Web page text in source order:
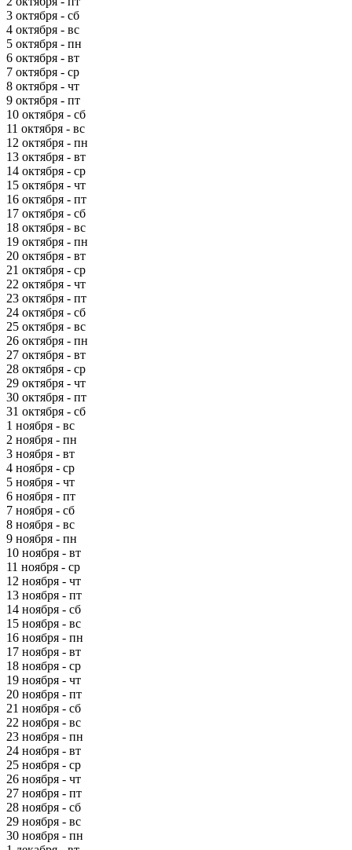
3 октября - сб
4 октября - вс
5 октября - пн
6 октября - вт
7 октября - ср
8 октября - чт
9 октября - пт
10 октября - сб
11 октября - вс
12 октября - пн
13 октября - вт
14 октября - ср
15 октября - чт
16 октября - пт
17 октября - сб
18 октября - вс
19 октября - пн
20 октября - вт
21 октября - ср
22 октября - чт
23 октября - пт
24 октября - сб
25 октября - вс
26 октября - пн
27 октября - вт
28 октября - ср
29 октября - чт
30 октября - пт
31 октября - сб
1 ноября - вс
2 ноября - пн
3 ноября - вт
4 ноября - ср
5 ноября - чт
6 ноября - пт
7 ноября - сб
8 ноября - вс
9 ноября - пн
10 ноября - вт
11 ноября - ср
12 ноября - чт
13 ноября - пт
14 ноября - сб
15 ноября - вс
16 ноября - пн
17 ноября - вт
18 ноября - ср
19 ноября - чт
20 ноября - пт
21 ноября - сб
22 ноября - вс
23 ноября - пн
24 ноября - вт
25 ноября - ср
26 ноября - чт
27 ноября - пт
28 ноября - сб
29 ноября - вс
30 ноября - пн